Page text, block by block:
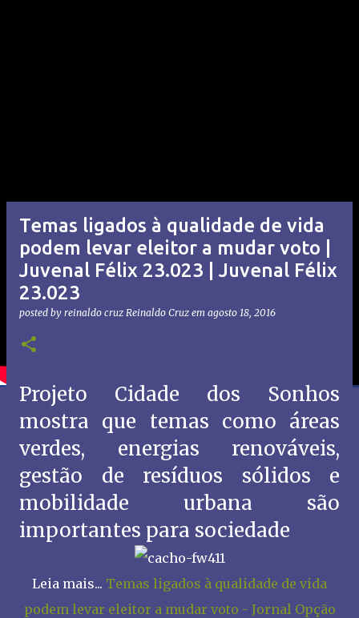
Temas ligados à qualidade de vida
podem levar eleitor a mudar voto |
Juvenal Félix 23.023 | Juvenal Félix
23.023
posted by reinaldo cruz Reinaldo Cruz em agosto 18, 2016
Projeto Cidade dos Sonhos
mostra que temas como áreas
verdes, energias renováveis,
gestão de resíduos sólidos e
mobilidade urbana são
importantes para sociedade
Leia mais... Temas ligados à qualidade de vida
podem levar eleitor a mudar voto - Jornal Opção